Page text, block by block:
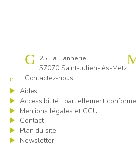
Cap emploi 57
25 La Tannerie
57070 Saint-Julien-lès-Metz
Contactez-nous
Aides
Accessibilité : partiellement conforme
Mentions légales et CGU
Contact
Plan du site
Newsletter